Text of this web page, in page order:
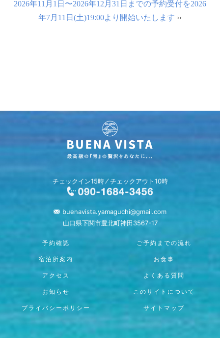
2026年11月1日〜2026年12月31日までの予約受付を2026
年7月11日(土)19:00より開始いたします ››
チェックイン15時 ⁄ チェックアウト10時
buenavista.yamaguchi@gmail.com
山口県下関市豊北町神田3567-17
予約確認 ご予約までの流れ
宿泊所案内 お食事
アクセス よくある質問
お知らせ このサイトについて
プライバシーポリシー サイトマップ